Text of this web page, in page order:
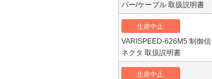
バー/ケーブル 取扱説明書
生産中止
VARISPEED-626M5 制御信
ネクタ 取扱説明書
生産中止